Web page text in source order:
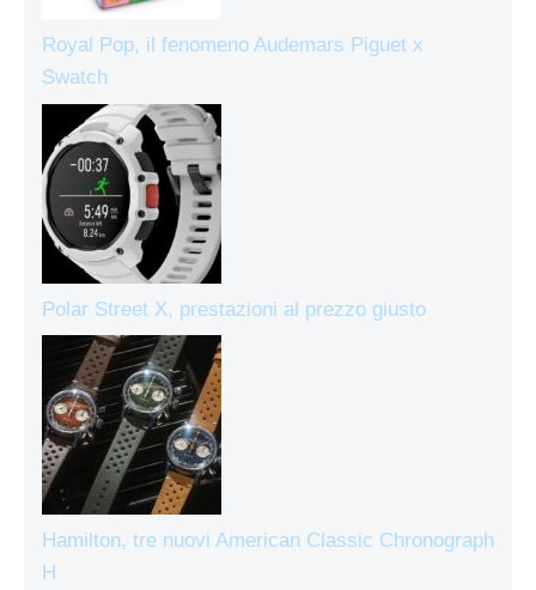
Royal Pop, il fenomeno Audemars Piguet x
Swatch
Polar Street X, prestazioni al prezzo giusto
Hamilton, tre nuovi American Classic Chronograph
H